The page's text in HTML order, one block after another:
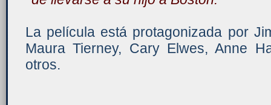
La película está protagonizada por
Maura Tierney, Cary Elwes, Anne
otros.